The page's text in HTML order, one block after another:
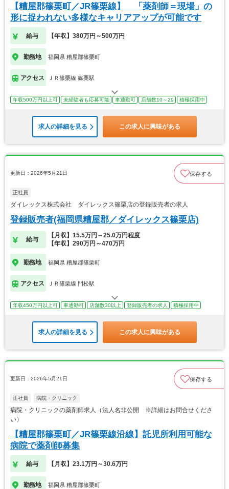
【糟屋郡篠栗町／JR篠栗線】 「薬剤師＝現場」の
形に捉われない多様なキャリアアップが可能です
給与 【年収】380万円～500万円
勤務地 福岡県 糟屋郡篠栗町
アクセス ＪＲ篠栗線 篠栗駅
年収500万円以上可 未経験者も応募可能 車通勤可 店舗数10～29 積極採用中
求人の詳細を見る この求人に興味がある
更新日：2026年5月21日 保存する
正社員
ダイレックス株式会社 ダイレックス篠栗店の登録販売者の求人
登録販売者(福岡県糟屋郡／ダイレックス篠栗店)
給与
【月収】15.5万円～25.0万円程度
【年収】290万円～470万円
勤務地 福岡県 糟屋郡篠栗町
アクセス ＪＲ篠栗線 門松駅
年収450万円以上可 車通勤可 店舗数30以上 登録販売者の求人 積極採用中
求人の詳細を見る この求人に興味がある
更新日：2026年5月21日 保存する
正社員 病院・クリニック
病院・クリニックの薬剤師求人（法人名非公開 ※詳細はお問合せくださ
い）
【糟屋郡篠栗町／JR篠栗線沿線】託児所利用可能な
病院で薬剤師募集
給与 【月収】23.1万円～30.6万円
勤務地 福岡県 糟屋郡篠栗町